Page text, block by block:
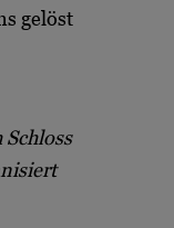
gelöst